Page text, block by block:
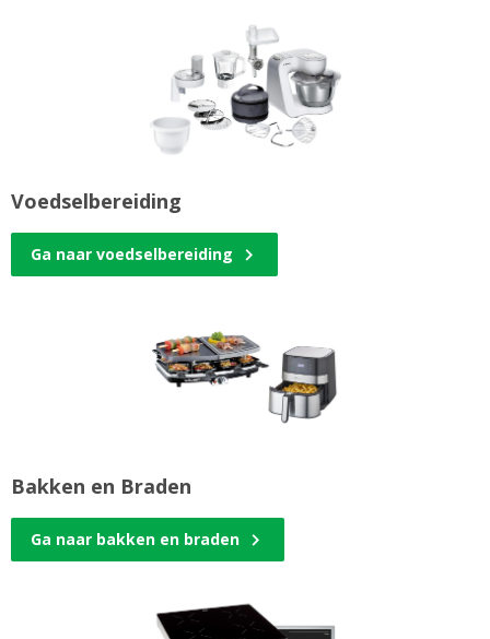
Voedselbereiding
Ga naar voedselbereiding
Bakken en Braden
Ga naar bakken en braden